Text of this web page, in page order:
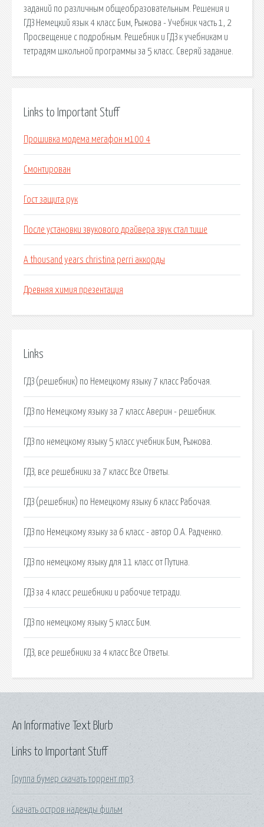
заданий по различным общеобразовательным. Решения и
ГДЗ Немецкий язык 4 класс Бим, Рыжова - Учебник часть 1, 2
Просвещение с подробным. Решебник и ГДЗ к учебникам и
тетрадям школьной программы за 5 класс. Сверяй задание.
Links to Important Stuff
Прошивка модема мегафон м100 4
Смонтирован
Гост защита рук
После установки звукового драйвера звук стал тише
A thousand years christina perri аккорды
Древняя химия презентация
Links
ГДЗ (решебник) по Немецкому языку 7 класс Рабочая.
ГДЗ по Немецкому языку за 7 класс Аверин - решебник.
ГДЗ по немецкому языку 5 класс учебник Бим, Рыжова.
ГДЗ, все решебники за 7 класс Все Ответы.
ГДЗ (решебник) по Немецкому языку 6 класс Рабочая.
ГДЗ по Немецкому языку за 6 класс - автор О.А. Радченко.
ГДЗ по немецкому языку для 11 класс от Путина.
ГДЗ за 4 класс решебники и рабочие тетради.
ГДЗ по немецкому языку 5 класс Бим.
ГДЗ, все решебники за 4 класс Все Ответы.
Links to Important Stuff
Группа бумер скачать торрент mp3
Скачать остров надежды фильм
An Informative Text Blurb